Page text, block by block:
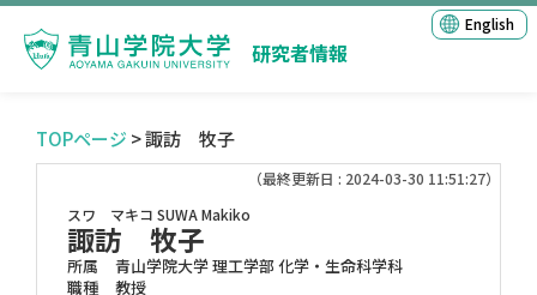
研究者情報
English
TOPページ > 諏訪 牧子
（最終更新日 : 2024-03-30 11:51:27）
スワ マキコ SUWA Makiko
諏訪 牧子
所属
青山学院大学 理工学部 化学・生命科学科
職種
教授